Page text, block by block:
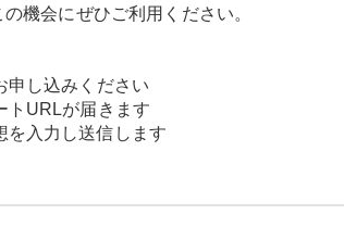
機会にぜひご利用ください。
申し込みください
トURLが届きます
を入力し送信します